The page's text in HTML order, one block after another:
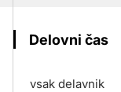
Delovni čas
vsak delavnik